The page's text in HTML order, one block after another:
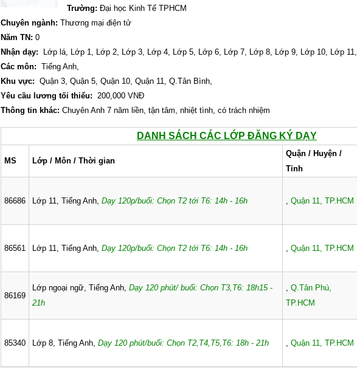
Trường: Đại học Kinh Tế TPHCM
Chuyên ngành: Thương mại điện tử
Năm TN: 0
Nhận dạy:
Lớp lá, Lớp 1, Lớp 2, Lớp 3, Lớp 4, Lớp 5, Lớp 6, Lớp 7, Lớp 8, Lớp 9, Lớp 10, Lớp 11,
Các môn: Tiếng Anh,
Khu vực: Quận 3, Quận 5, Quận 10, Quận 11, Q.Tân Bình,
Yêu cầu lương tối thiểu: 200,000 VNĐ
Thông tin khác: Chuyên Anh 7 năm liền, tận tâm, nhiệt tình, có trách nhiệm
DANH SÁCH CÁC LỚP ĐĂNG KÝ DẠY
MS Lớp / Môn / Thời gian
Quận / Huyện /
Tỉnh
86686 Lớp 11, Tiếng Anh, Dạy 120p/buổi: Chọn T2 tới T6: 14h - 16h , Quận 11, TP.HCM
86561 Lớp 11, Tiếng Anh, Dạy 120p/buổi: Chọn T2 tới T6: 14h - 16h , Quận 11, TP.HCM
86169
Lớp ngoại ngữ, Tiếng Anh, Dạy 120 phút/ buổi: Chọn T3,T6: 18h15 -
21h
, Q.Tân Phú,
TP.HCM
85340 Lớp 8, Tiếng Anh, Dạy 120 phút/buổi: Chọn T2,T4,T5,T6: 18h - 21h , Quận 11, TP.HCM